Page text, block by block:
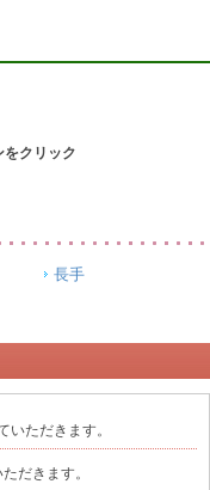
をクリック
長手
ただきます。
だきます。